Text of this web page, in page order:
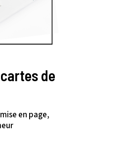
de
en page,